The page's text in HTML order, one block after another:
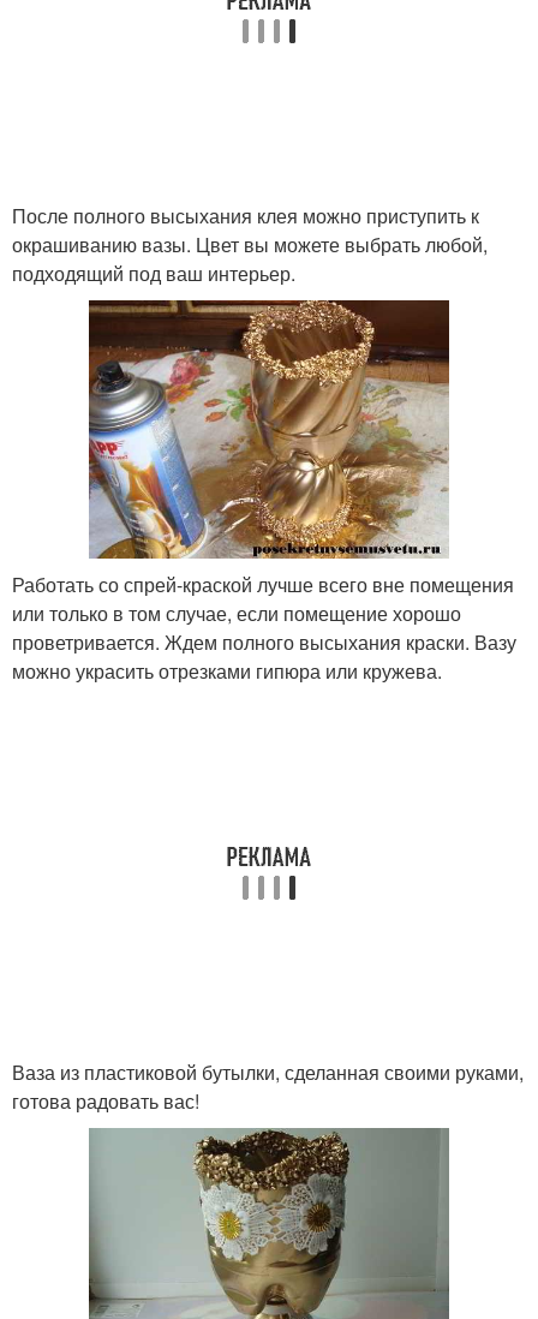
После полного высыхания клея можно приступить к
окрашиванию вазы. Цвет вы можете выбрать любой,
подходящий под ваш интерьер.
Работать со спрей-краской лучше всего вне помещения
или только в том случае, если помещение хорошо
проветривается. Ждем полного высыхания краски. Вазу
можно украсить отрезками гипюра или кружева.
Ваза из пластиковой бутылки, сделанная своими руками,
готова радовать вас!